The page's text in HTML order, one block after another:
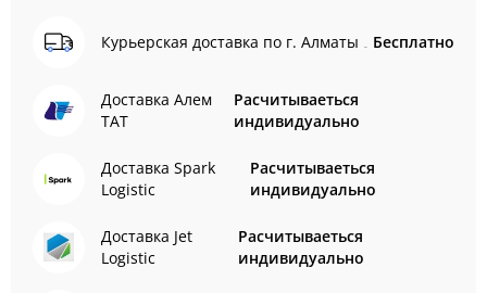
Курьерская доставка по г. Алматы Бесплатно
Доставка Алем
ТАТ
Расчитываеться
индивидуально
Доставка Spark
Logistic
Расчитываеться
индивидуально
Доставка Jet
Logistic
Расчитываеться
индивидуально